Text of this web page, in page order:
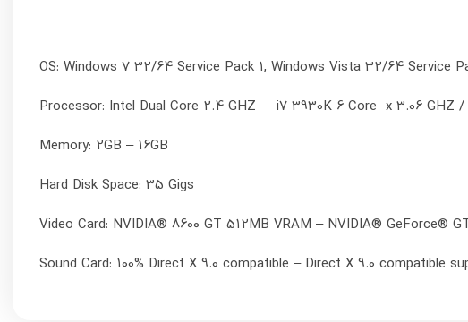
OS: Windows 7 32/64 Service Pack 1, Windows Vista 32/64 Service
Processor: Intel Dual Core 2.4 GHZ – i7 3930K 6 Core x 3.06 GHZ
Memory: 2GB – 16GB
Hard Disk Space: 35 Gigs
Video Card: NVIDIA® 8600 GT 512MB VRAM – NVIDIA® GeForce®
Sound Card: 100% Direct X 9.0 compatible – Direct X 9.0 compatible